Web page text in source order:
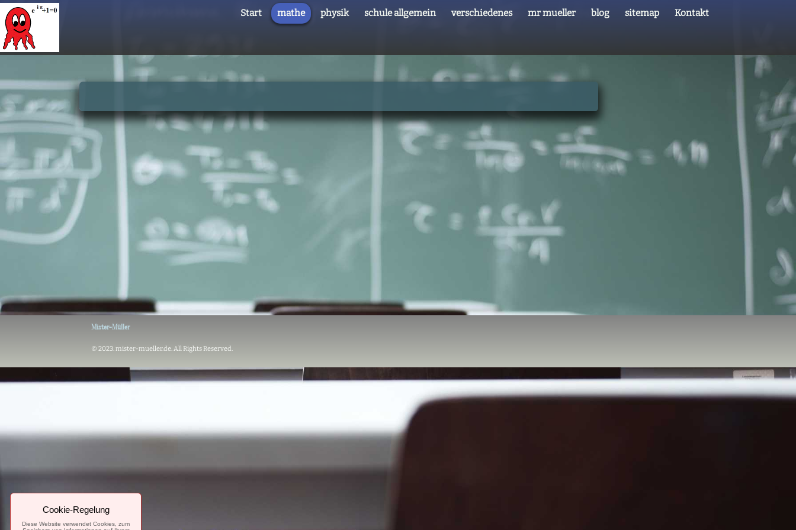
Start mathe physik schule allgemein verschiedenes mr mueller blog sitemap Kontakt
Mister-Müller
© 2023. mister-mueller.de. All Rights Reserved.
Cookie-Regelung
Diese Website verwendet Cookies, zum